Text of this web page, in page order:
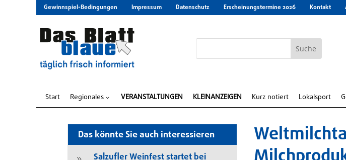
Gewinnspiel-Bedingungen Impressum Datenschutz Erscheinungstermine 2026 Kontakt
Start Regionales 3 VERANSTALTUNGEN KLEINANZEIGEN Kurz notiert Lokalsport
Das könnte Sie auch interessieren
Salzufler Weinfest startet bei